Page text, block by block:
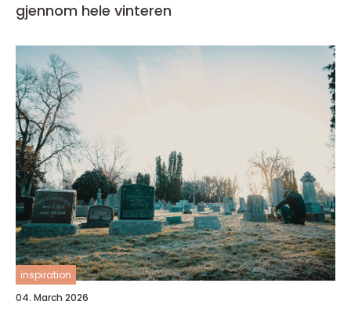
gjennom hele vinteren
inspiration
04. March 2026